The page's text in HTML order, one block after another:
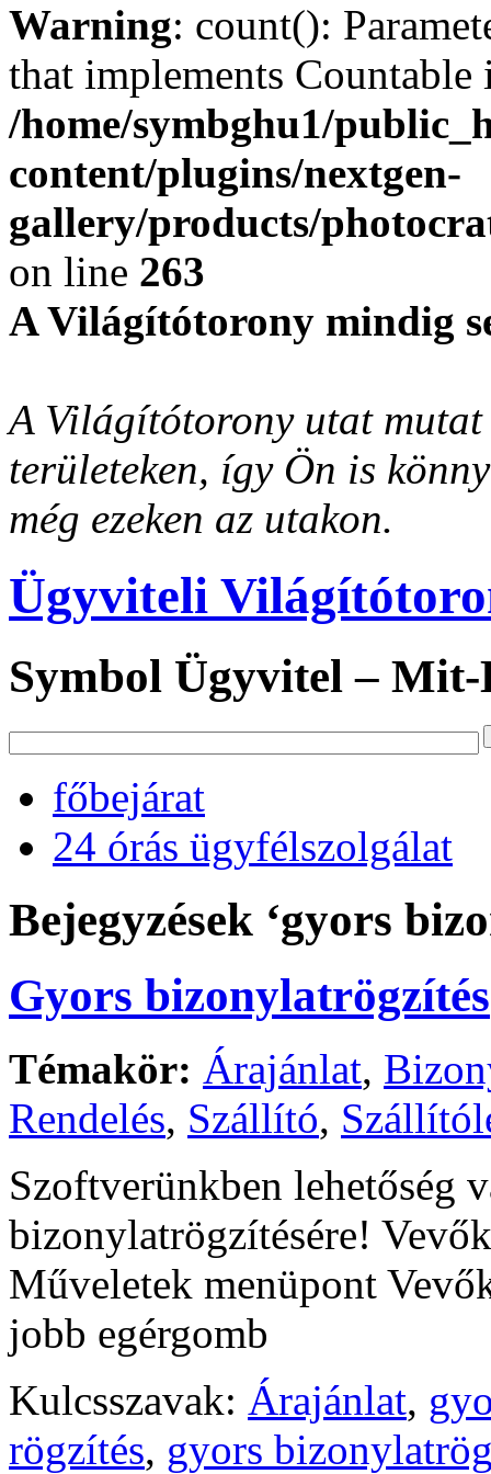
Warning: count():
that implements Countable
/home/symbghu1/
content/plugins/nextgen-
gallery/products/
on line 263
A Világítótorony mindig
A Világítótorony utat
területeken, így Ön is
még ezeken az utakon.
Ügyviteli
Symbol Ügyvitel – Mit-
főbejárat
24 órás ügyfélszolgálat
Bejegyzések ‘gyors
Gyors bizonylatrögzítés
Témakör: Árajánlat,
Rendelés, Szállító,
Szoftverünkben lehetőség
bizonylatrögzítésére!
Műveletek menüpont
jobb egérgomb
Kulcsszavak: Árajánlat,
rögzítés, gyors